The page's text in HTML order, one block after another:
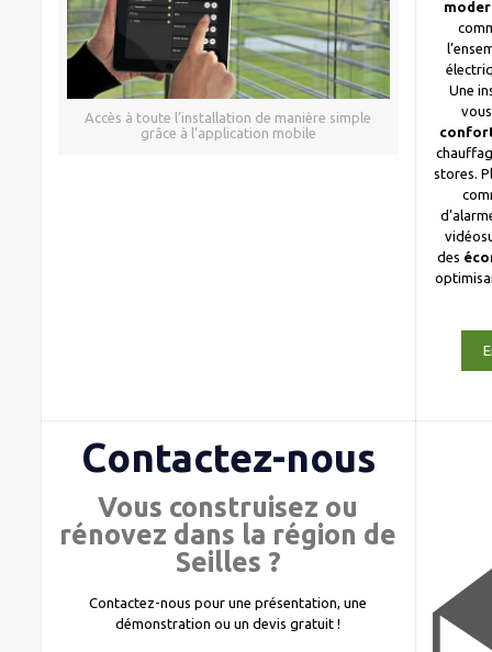
Accès à toute l’installation de manière simple
grâce à l’application mobile
Une
stores.
des
Contactez-nous
Vous construisez ou
rénovez dans la région de
Seilles ?
Contactez-nous pour une présentation, une
démonstration ou un devis gratuit !